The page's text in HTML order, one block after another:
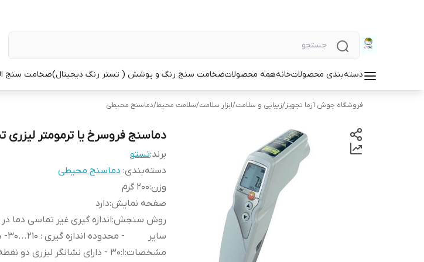
دسته‌بندی محصولاتخانههمه محصولاتضخامت سنج رنگ و پوشش ( تستر رنگ دیجیتال)ضخامت سنج
فروشگاه جوش آزما تجهیز/زیبایی و سلامت/ابزار سلامت/سلامت محیط/دماسنج محیطی
دماسنج فروسرخ یا ترمومتر لیزری
برند:تستو
دسته‌بندی: دماسنج محیطی
وزن:200 گرم
صفحه نمایش:دارد
روش سنجش:اندازه گیری غیر تماسی دما
سایر
مشخصات:
-
30:1 - دارای نشانگر لیزری